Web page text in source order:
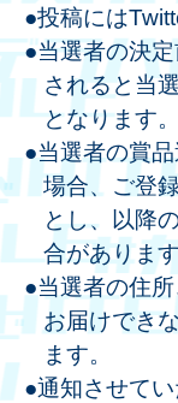
●投稿には
●当選者の決
されると当
となります。
●当選者の賞
場合、ご登
とし、以降
合があります
●当選者の住
お届けでき
ます。
●通知させて